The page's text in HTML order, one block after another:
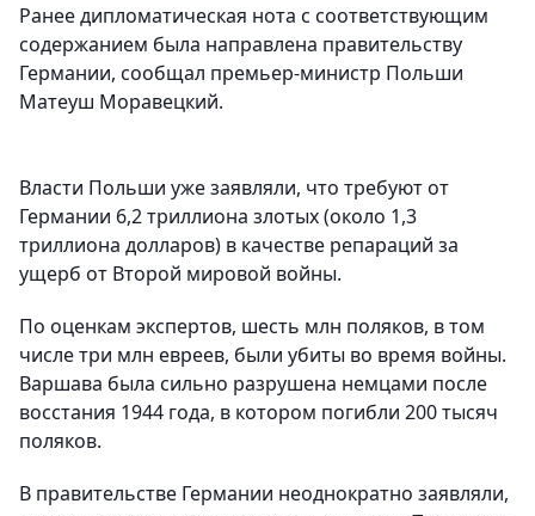
Ранее дипломатическая нота с соответствующим
содержанием была направлена правительству
Германии, сообщал премьер-министр Польши
Матеуш Моравецкий.
Власти Польши уже заявляли, что требуют от
Германии 6,2 триллиона злотых (около 1,3
триллиона долларов) в качестве репараций за
ущерб от Второй мировой войны.
По оценкам экспертов, шесть млн поляков, в том
числе три млн евреев, были убиты во время войны.
Варшава была сильно разрушена немцами после
восстания 1944 года, в котором погибли 200 тысяч
поляков.
В правительстве Германии неоднократно заявляли,